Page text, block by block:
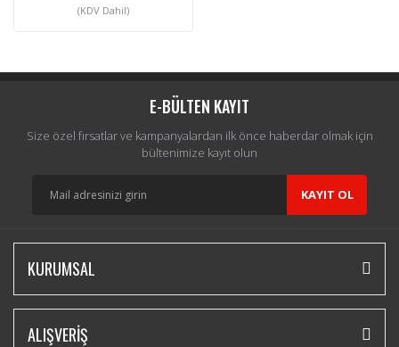
(KDV Dahil)
E-BÜLTEN KAYIT
Size özel fırsatlar ve kampanyalardan ilk önce haberdar olmak için
bültenimize kayıt olun
KAYIT OL
KURUMSAL
ALIŞVERİŞ